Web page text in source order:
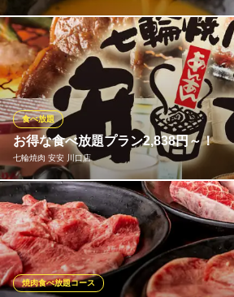
シュラスコ＆ビア
ＪＲ京浜東北線川口駅 徒歩4分
埼玉県川口市栄町3-13-1 樹モールプラザ2F
お肉はもちろん、鍋野菜、ごはん、うどん
べ放題になるコースをご用意いたしまし
肉に合わせてお選びいただけます。特別な
も大満足必至の食べ放題を、是非ご利用く
しゃぶしゃぶどん亭 鳩ヶ谷店
しゃぶしゃぶ・すきやき
埼玉高速鉄道線南鳩ヶ谷駅 徒歩8分
埼玉県川口市南鳩ヶ谷4-26-1
お得な食べ放題プラン2,838円～！
七輪焼肉 安安 川口店
食べ放題
お得な食べ放題プランは2,838円(税込)～
らお選びいただけます。プラス1,430円(税
更可◎少人数から大人数までのご宴会が可
迎会・送迎会・女子会・飲み会・同窓会・
シーンでお得に炭火焼肉宴会をお楽しみく
焼肉食べ放題コース